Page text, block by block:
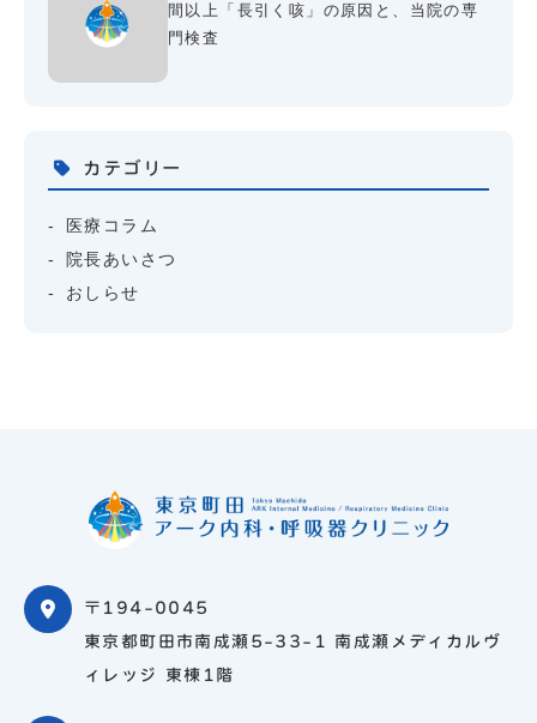
間以上「長引く咳」の原因と、当院の専
門検査
カテゴリー
医療コラム
院長あいさつ
おしらせ
〒194-0045
東京都町田市南成瀬5-33-1 南成瀬メディカルヴ
ィレッジ 東棟1階